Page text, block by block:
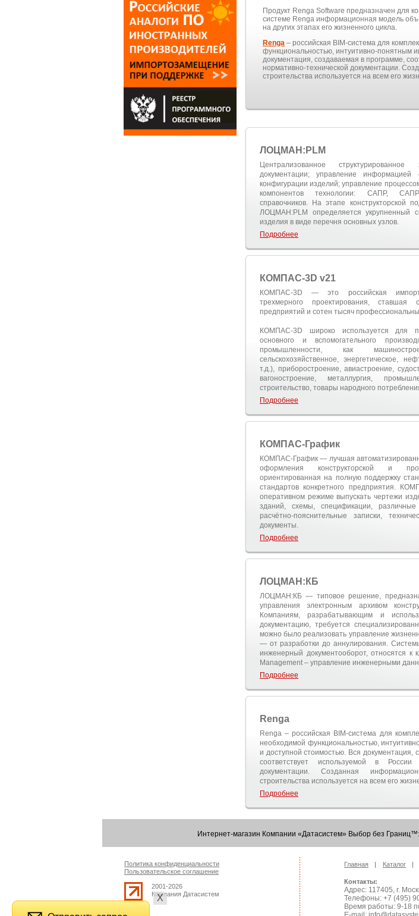
Продукт Renga Software предназначен для
системе Renga информационная модель
на других этапах его жизненного цикла.
Renga – российская BIM-система для
функциональностью, интуитивно-понятным
документация, создаваемая в программе,
нормативно-технической документации.
строительства используется на всем его
ЛОЦМАН:PLM
Централизованное структурированное
документации; управление информацией
конфигурации изделий; управление
компонентов технологии: САПР,
справочников. На этапе конструкторской
ЛОЦМАН:PLM определяется укрупненный
изделия в виде перечня основных узлов.
Подробнее
КОМПАС-3D v21
КОМПАС-3D — это российская
трехмерного проектирования, ставшая
предприятий и сотен тысяч
КОМПАС-3D широко используется для
основного и вспомогательного
промышленности, как
сельскохозяйственное, энергетическое,
т.д.), приборостроение, авиастроение,
вагоностроение, металлургия,
строительство, товары народного
Подробнее
КОМПАС-График
КОМПАС-График — лучшая
оформления конструкторской и
ориентированная на полную поддержку
стандартов конкретного предприятия.
оперативном режиме выпускать чертежи
зданий, схемы, спецификации, различные
расчётно-пояснительные записки,
документы.
Подробнее
ЛОЦМАН:КБ
ЛОЦМАН:КБ — типовое решение,
управления электронным архивом
Компаниям, разрабатывающим и
документацию, требуется
можно было реализовать управление
— от разработки до аннулирования.
инженерный документооборот, относятся к
Management – управление инженерными
Подробнее
Renga
Renga – российская BIM-система для
необходимой функциональностью,
и доступной стоимостью. Вся документация,
соответствует используемой в России
документации. Созданная
строительства используется на всем его
Подробнее
Интернет-магазин Компании «Датасистем» Выбор без
Политика конфиденциальности
Пользовательское соглашение
2001-2026
Компания Датасистем
Главная Каталог
Контакты:
Адрес: 117405, г.
Телефоны: +7 (495)
Время работы: 9-18
Х